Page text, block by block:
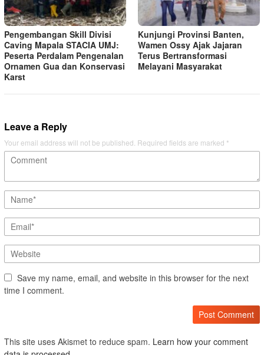
Pengembangan Skill Divisi
Caving Mapala STACIA UMJ:
Peserta Perdalam Pengenalan
Ornamen Gua dan Konservasi
Karst
Kunjungi Provinsi Banten,
Wamen Ossy Ajak Jajaran
Terus Bertransformasi
Melayani Masyarakat
Leave a Reply
Your email address will not be published. Required fields are marked *
Save my name, email, and website in this browser for the next
time I comment.
This site uses Akismet to reduce spam. Learn how your comment